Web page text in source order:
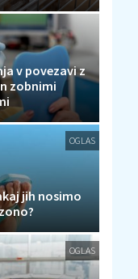
v povezavi z
zobnimi
OGLAS
jih nosimo
OGLAS